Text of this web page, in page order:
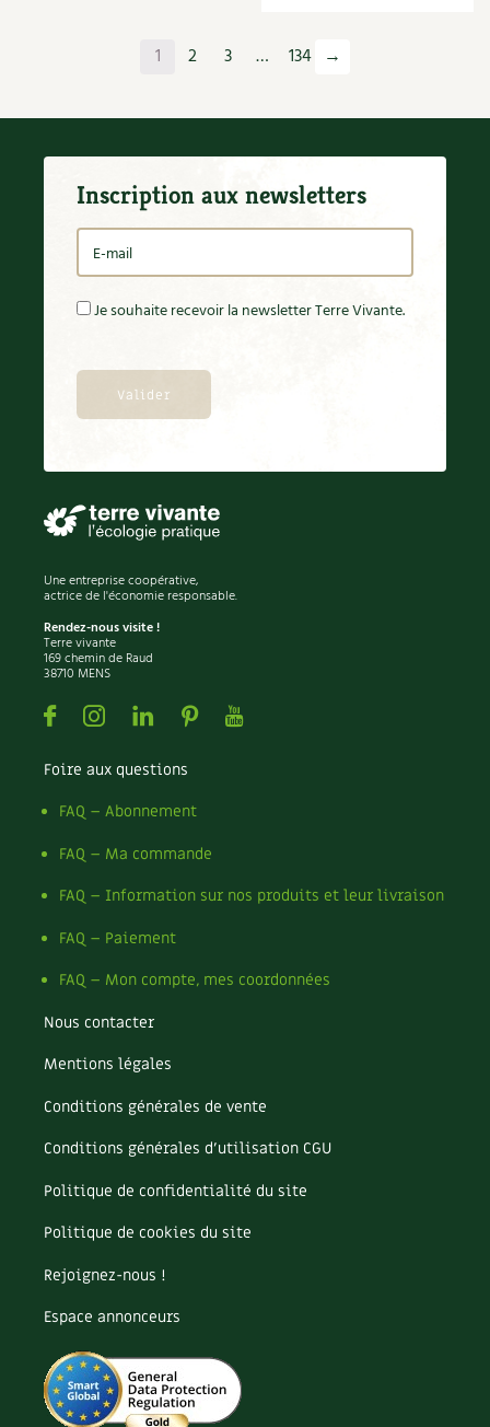
Paille
Panais
Parasite
Partenariat
Participatif
Patate douce
Pelouse
Permaculture
Pesticides
Petits pois
Piment
Pissenlit
Pizza
Plantes
Plantes d'extérieur
Plantes d'intérieur
Plantes médicinales
Plantes sauvages
Plants
Plastique
Poireau
Pollinisation
Pollution
Pomme
Potager
Potager en lasagnes
Poules
Prairie fleurie
Purin
Recette
Récup'
Réparation
Reproduction
Restauration
Rocaille
Ronce (ou mûre de jardin)
Roquette
1 2 3 … 134 →
Inscription aux newsletters
Je souhaite recevoir la newsletter Terre Vivante.
Une entreprise coopérative,
actrice de l'économie responsable.
Rendez-nous visite !
Terre vivante
169 chemin de Raud
38710 MENS
FacebookInstagramLinkedin
PinterestYoutube
Foire aux questions
FAQ – Abonnement
FAQ – Ma commande
FAQ – Information sur nos produits et leur livraison
FAQ – Paiement
FAQ – Mon compte, mes coordonnées
Nous contacter
Mentions légales
Conditions générales de vente
Conditions générales d’utilisation CGU
Politique de confidentialité du site
Politique de cookies du site
Rejoignez-nous !
Espace annonceurs